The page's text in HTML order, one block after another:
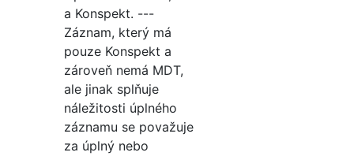
a Konspekt. ---
Záznam, který má
pouze Konspekt a
zároveň nemá MDT,
ale jinak splňuje
náležitosti úplného
záznamu se považuje
za úplný nebo